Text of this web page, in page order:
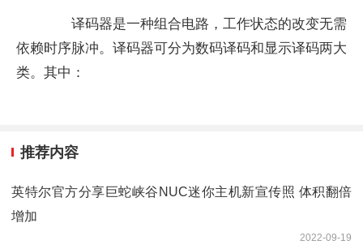
译码器是一种组合电路，工作状态的改变无需
依赖时序脉冲。译码器可分为数码译码和显示译码两大
类。其中：
推荐内容
英特尔官方分享巨蛇峡谷NUC迷你主机新宣传照 体积翻倍
增加
2022-09-19